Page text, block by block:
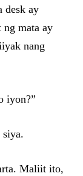
desk ay
ng mata ay
nang
iyon?”
Maliit ito,